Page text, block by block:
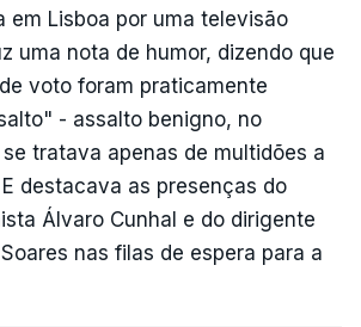
em Lisboa por uma televisão
uma nota de humor, dizendo que
voto foram praticamente
- assalto benigno, no
tratava apenas de multidões a
destacava as presenças do
Álvaro Cunhal e do dirigente
nas filas de espera para a